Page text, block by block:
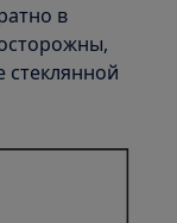
в
стеклянной